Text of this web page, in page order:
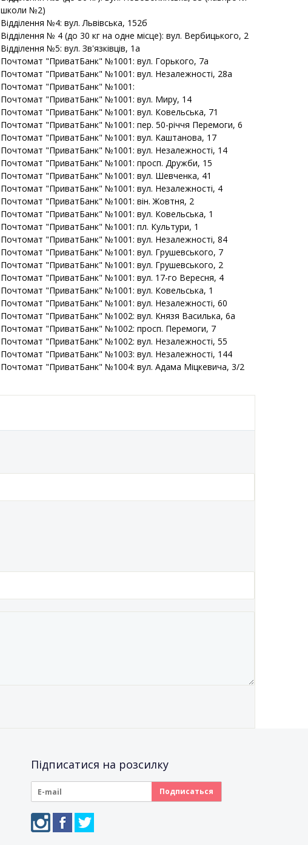
школи №2)
Відділення №4: вул. Львівська, 152б
Відділення № 4 (до 30 кг на одне місце): вул. Вербицького, 2
Відділення №5: вул. Зв'язківців, 1а
Почтомат "ПриватБанк" №1001: вул. Горького, 7а
Почтомат "ПриватБанк" №1001: вул. Незалежності, 28а
Почтомат "ПриватБанк" №1001:
Почтомат "ПриватБанк" №1001: вул. Миру, 14
Почтомат "ПриватБанк" №1001: вул. Ковельська, 71
Почтомат "ПриватБанк" №1001: пер. 50-річчя Перемоги, 6
Почтомат "ПриватБанк" №1001: вул. Каштанова, 17
Почтомат "ПриватБанк" №1001: вул. Незалежності, 14
Почтомат "ПриватБанк" №1001: просп. Дружби, 15
Почтомат "ПриватБанк" №1001: вул. Шевченка, 41
Почтомат "ПриватБанк" №1001: вул. Незалежності, 4
Почтомат "ПриватБанк" №1001: він. Жовтня, 2
Почтомат "ПриватБанк" №1001: вул. Ковельська, 1
Почтомат "ПриватБанк" №1001: пл. Культури, 1
Почтомат "ПриватБанк" №1001: вул. Незалежності, 84
Почтомат "ПриватБанк" №1001: вул. Грушевського, 7
Почтомат "ПриватБанк" №1001: вул. Грушевського, 2
Почтомат "ПриватБанк" №1001: вул. 17-го Вересня, 4
Почтомат "ПриватБанк" №1001: вул. Ковельська, 1
Почтомат "ПриватБанк" №1001: вул. Незалежності, 60
Почтомат "ПриватБанк" №1002: вул. Князя Василька, 6а
Почтомат "ПриватБанк" №1002: просп. Перемоги, 7
Почтомат "ПриватБанк" №1002: вул. Незалежності, 55
Почтомат "ПриватБанк" №1003: вул. Незалежності, 144
Почтомат "ПриватБанк" №1004: вул. Адама Міцкевича, 3/2
Підписатися на розсилку